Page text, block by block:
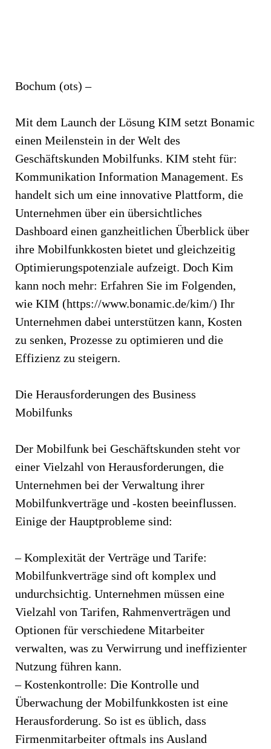
Bochum (ots) –
Mit dem Launch der Lösung KIM setzt Bonamic
einen Meilenstein in der Welt des
Geschäftskunden Mobilfunks. KIM steht für:
Kommunikation Information Management. Es
handelt sich um eine innovative Plattform, die
Unternehmen über ein übersichtliches
Dashboard einen ganzheitlichen Überblick über
ihre Mobilfunkkosten bietet und gleichzeitig
Optimierungspotenziale aufzeigt. Doch Kim
kann noch mehr: Erfahren Sie im Folgenden,
wie KIM (https://www.bonamic.de/kim/) Ihr
Unternehmen dabei unterstützen kann, Kosten
zu senken, Prozesse zu optimieren und die
Effizienz zu steigern.
Die Herausforderungen des Business
Mobilfunks
Der Mobilfunk bei Geschäftskunden steht vor
einer Vielzahl von Herausforderungen, die
Unternehmen bei der Verwaltung ihrer
Mobilfunkverträge und -kosten beeinflussen.
Einige der Hauptprobleme sind:
– Komplexität der Verträge und Tarife:
Mobilfunkverträge sind oft komplex und
undurchsichtig. Unternehmen müssen eine
Vielzahl von Tarifen, Rahmenverträgen und
Optionen für verschiedene Mitarbeiter
verwalten, was zu Verwirrung und ineffizienter
Nutzung führen kann.
– Kostenkontrolle: Die Kontrolle und
Überwachung der Mobilfunkkosten ist eine
Herausforderung. So ist es üblich, dass
Firmenmitarbeiter oftmals ins Ausland